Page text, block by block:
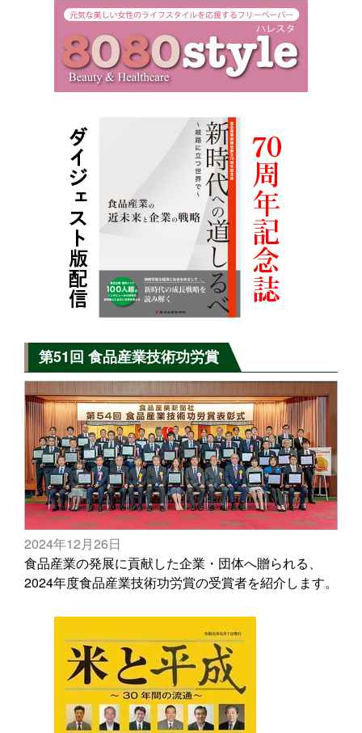
第51回 食品産業技術功労賞
2024年12月26日
食品産業の発展に貢献した企業・団体へ贈られる、
2024年度食品産業技術功労賞の受賞者を紹介します。